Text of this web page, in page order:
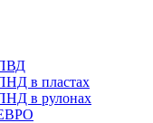
в пластах
в рулонах